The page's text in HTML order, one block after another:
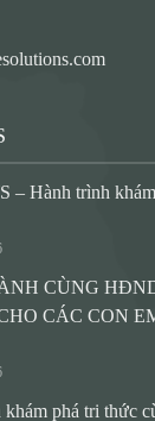
– Hành trình
CÙNG
CÁC CON
phá tri thức